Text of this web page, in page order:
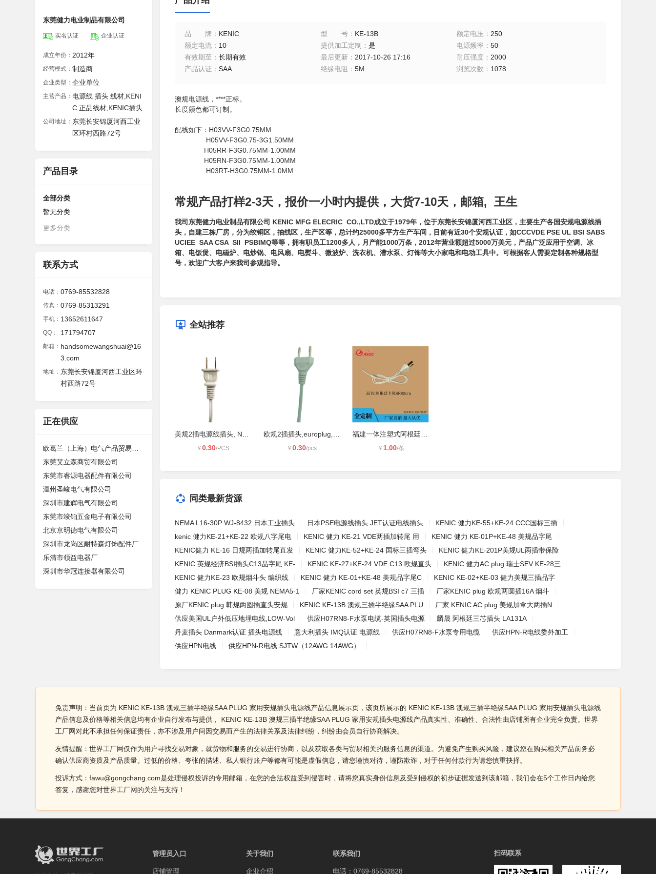
东莞健力电业制品有限公司
实名认证 企业认证
成立年份： 2012年
经营模式： 制造商
企业类型： 企业单位
主营产品： 电源线 插头 线材,KENI
C 正品线材,KENIC插头
公司地址： 东莞长安锦厦河西工业
区环村西路72号
产品目录
全部分类
暂无分类
更多分类
联系方式
电话： 0769-85532828
传真： 0769-85313291
手机： 13652611647
QQ： 171794707
邮箱： handsomewangshuai@16
3.com
地址： 东莞长安锦厦河西工业区环
村西路72号
正在供应
东莞艾立森商贸有限公司
东莞市睿源电器配件有限公司
温州圣峻电气有限公司
深圳市建辉电气有限公司
东莞市竣铂五金电子有限公司
北京京明德电气有限公司
深圳市龙岗区耐特森灯饰配件厂
乐清市领益电器厂
深圳市华冠连接器有限公司
品牌 ： KENIC 型号： KE-13B 额定电压 ： 250
额定电流 ： 10 提供加工定制 ： 是 电源频率 ：50
有效期至 ： 长期有效 最后更新： 2017-10-26 17:16 耐压强度 ： 2000
产品认证 ： SAA 绝缘电阻 ： 5M 浏览次数 ： 1078
澳规电源线，****正标。
长度颜色都可订制。
配线如下：H03VV-F3G0.75MM
H05VV-F3G0.75-3G1.50MM
H05RR-F3G0.75MM-1.00MM
H05RN-F3G0.75MM-1.00MM
H03RT-H3G0.75MM-1.0MM
常规产品打样2-3天，报价一小时内提供，大货7-10天，邮箱, 王生
我司东莞健力电业制品有限公司 KENIC MFG ELECRIC CO.,LTD成立于1979年，位于东莞长安锦厦河西工业区，主要生产各国安规电源线插
头，自建三栋厂房，分为绞铜区，抽线区，生产区等，总计约25000多平方生产车间，目前有近30个安规认证，如CCCVDE PSE UL BSI SABS
UCIEE SAA CSA SII PSBIMQ等等，拥有职员工1200多人，月产能1000万条，2012年营业额超过5000万美元，产品广泛应用于空调、冰
箱、电饭煲、电磁炉、电炒锅、电风扇、电熨斗、微波炉、洗衣机、潜水泵、灯饰等大小家电和电动工具中。可根据客人需要定制各种规格型
号，欢迎广大客户来我司参观指导。
全站推荐
￥ 0.30/PCS ￥ 0.30/pcs ￥ 1.00/条
同类最新货源
NEMA L16-30P WJ-8432 日本工业插头 日本PSE电源线插头 JET认证电线插头
KENIC 健力KE-55+KE-24 CCC国标三插
kenic 健力KE-21+KE-22 欧规八字尾电
KENIC 健力 KE-21 VDE两插加转尾 用
KENIC 健力 KE-01P+KE-48 美规品字尾
KENIC健力 KE-16 日规两插加转尾直发
KENIC 健力KE-52+KE-24 国标三插弯头
KENIC 健力KE-201P美规UL两插带保险
KENIC 英规经济BSI插头C13品字尾 KE-
KENIC KE-27+KE-24 VDE C13 欧规直头
KENIC 健力AC plug 瑞士SEV KE-28三
KENIC 健力KE-23 欧规烟斗头 编织线
KENIC 健力 KE-01+KE-48 美规品字尾C
KENIC KE-02+KE-03 健力美规三插品字
健力 KENIC PLUG KE-08 美规 NEMA5-1
厂家KENIC cord set 英规BSI c7 三插
厂家KENIC plug 欧规两圆插16A 烟斗
原厂KENIC plug 韩规两圆插直头安规
KENIC KE-13B 澳规三插半绝缘SAA PLU
厂家 KENIC AC plug 美规加拿大两插N
供应美国UL户外低压地埋电线,LOW-Vol
供应H07RN8-F水泵电缆-英国插头电源
麟晟 阿根廷三芯插头 LA131A
丹麦插头 Danmark认证 插头电源线
意大利插头 IMQ认证 电源线 供应H07RN8-F水泵专用电缆
供应HPN-R电线委外加工
供应HPN电线
供应HPN-R电线 SJTW（12AWG 14AWG）
免责声明：当前页为 KENIC KE-13B 澳规三插半绝缘SAA PLUG 家用安规插头电源线产品信息展示页，该页所展示的 KENIC KE-13B 澳规三插半绝缘SAA PLUG 家用安规插头电源线
产品信息及价格等相关信息均有企业自行发布与提供， KENIC KE-13B 澳规三插半绝缘SAA PLUG 家用安规插头电源线产品真实性、准确性、合法性由店铺所有企业完全负责。世界
工厂网对此不承担任何保证责任，亦不涉及用户间因交易而产生的法律关系及法律纠纷，纠纷由会员自行协商解决。
友情提醒：世界工厂网仅作为用户寻找交易对象，就货物和服务的交易进行协商，以及获取各类与贸易相关的服务信息的渠道。为避免产生购买风险，建议您在购买相关产品前务必
确认供应商资质及产品质量。过低的价格、夸张的描述、私人银行账户等都有可能是虚假信息，请您谨慎对待，谨防欺诈，对于任何付款行为请您慎重抉择。
投诉方式：fawu@gongchang.com是处理侵权投诉的专用邮箱，在您的合法权益受到侵害时，请将您真实身份信息及受到侵权的初步证据发送到该邮箱，我们会在5个工作日内给您
答复，感谢您对世界工厂网的关注与支持！
管理员入口
店铺管理
关于我们
企业介绍
联系我们
电话：0769-85532828
扫码联系